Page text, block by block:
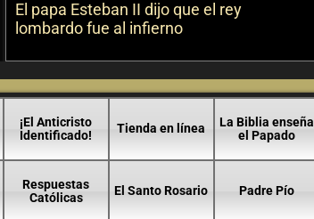
El papa Esteban II dijo que el rey
lombardo fue al infierno
¡El Anticristo
Identificado!
Tienda en línea
La Biblia enseña
el Papado
Respuestas
Católicas
El Santo Rosario Padre Pío